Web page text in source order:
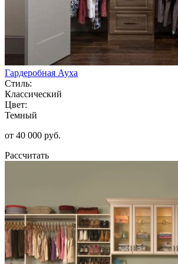
Гардеробная Ауха
Стиль:
Классический
Цвет:
Темный
от 40 000 руб.
Рассчитать